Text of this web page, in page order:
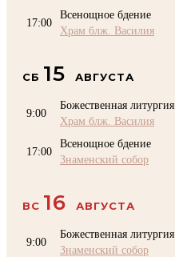
17:00
Всенощное бдение
Храм блж. Василия
СБ 15 АВГУСТА
9:00
Божественная литургия
Храм блж. Василия
17:00
Всенощное бдение
Знаменский собор
ВС 16 АВГУСТА
9:00
Божественная литургия
Знаменский собор